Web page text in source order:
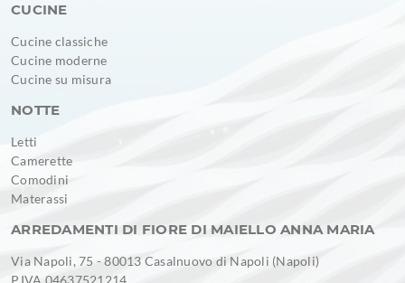
CUCINE
Cucine classiche
Cucine moderne
Cucine su misura
NOTTE
Letti
Camerette
Comodini
Materassi
ARREDAMENTI DI FIORE DI MAIELLO ANNA MARIA
Via Napoli, 75 - 80013 Casalnuovo di Napoli (Napoli)
P.IVA 04637521214